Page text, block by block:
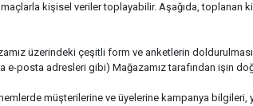
kişisel veriler toplayabilir. Aşağıda, toplanan
üzerindeki çeşitli form ve anketlerin
e-posta adresleri gibi) Mağazamız tarafından işin
müşterilerine ve üyelerine kampanya